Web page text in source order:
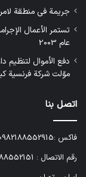
جريمة في منطقة
تستمر الأعمال
عام 2003
دفع الأموال
موّلت شركة فرنسية
اتصل بنا
فاكس :00982188552915
رقم الاتصال : 00982188552151 - 00982188552915 - 00982188552536